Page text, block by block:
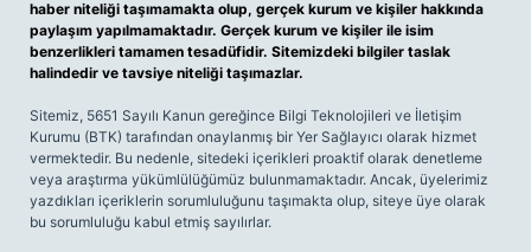
haber niteliği taşımamakta olup, gerçek kurum ve kişiler hakkında
paylaşım yapılmamaktadır. Gerçek kurum ve kişiler ile isim
benzerlikleri tamamen tesadüfidir. Sitemizdeki bilgiler taslak
halindedir ve tavsiye niteliği taşımazlar.
Sitemiz, 5651 Sayılı Kanun gereğince Bilgi Teknolojileri ve İletişim
Kurumu (BTK) tarafından onaylanmış bir Yer Sağlayıcı olarak hizmet
vermektedir. Bu nedenle, sitedeki içerikleri proaktif olarak denetleme
veya araştırma yükümlülüğümüz bulunmamaktadır. Ancak, üyelerimiz
yazdıkları içeriklerin sorumluluğunu taşımakta olup, siteye üye olarak
bu sorumluluğu kabul etmiş sayılırlar.